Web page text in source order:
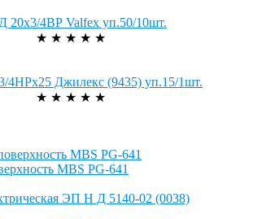
4ВР Valfex уп.50/10шт.
★ ★ ★ ★ ★
Джилекс (9435) уп.15/1шт.
★ ★ ★ ★ ★
MBS PG-641